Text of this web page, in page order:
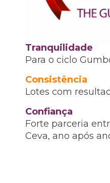
Tranquilidade
Para o ciclo
Consistência
Lotes com
Confiança
Forte parceria
Ceva, ano após